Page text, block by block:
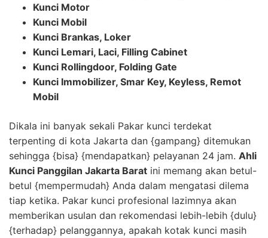
Kunci Motor
Kunci Mobil
Kunci Brankas, Loker
Kunci Lemari, Laci, Filling Cabinet
Kunci Rollingdoor, Folding Gate
Kunci Immobilizer, Smar Key, Keyless, Remot
Mobil
Dikala ini banyak sekali Pakar kunci terdekat
terpenting di kota Jakarta dan {gampang} ditemukan
sehingga {bisa} {mendapatkan} pelayanan 24 jam. Ahli
Kunci Panggilan Jakarta Barat ini memang akan betul-
betul {mempermudah} Anda dalam mengatasi dilema
tiap ketika. Pakar kunci profesional lazimnya akan
memberikan usulan dan rekomendasi lebih-lebih {dulu}
{terhadap} pelanggannya, apakah kotak kunci masih